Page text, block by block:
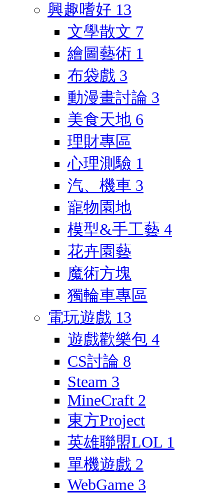
興趣嗜好 13
文學散文 7
繪圖藝術 1
布袋戲 3
動漫畫討論 3
美食天地 6
理財專區
心理測驗 1
汽、機車 3
寵物園地
模型&手工藝 4
花卉園藝
魔術方塊
獨輪車專區
電玩遊戲 13
遊戲歡樂包 4
CS討論 8
Steam 3
MineCraft 2
東方Project
英雄聯盟LOL 1
單機遊戲 2
WebGame 3